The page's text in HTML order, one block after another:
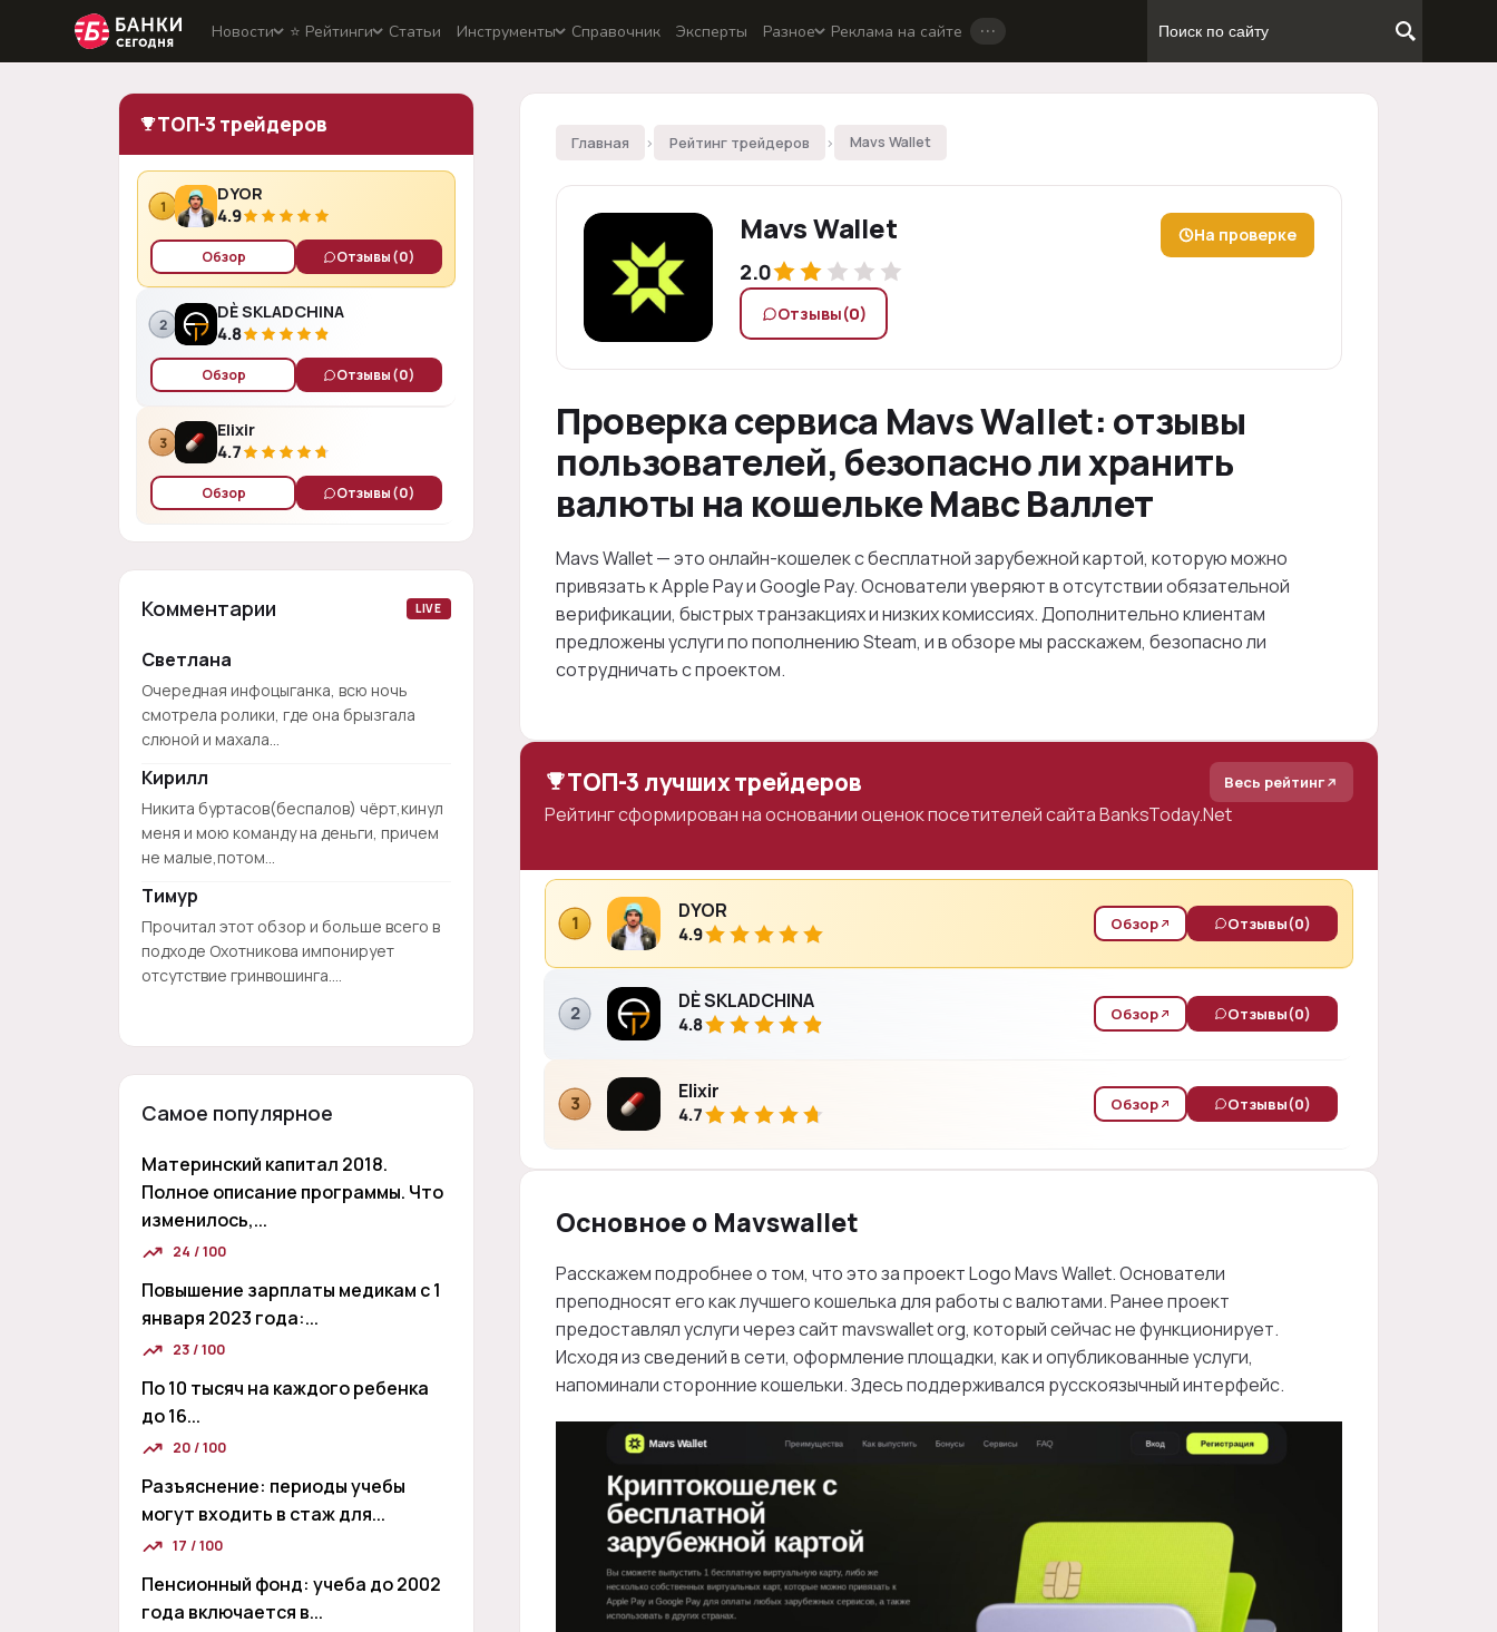
Новости ⭐️ Рейтинги Статьи Инструменты Справочник Эксперты Разное Реклама на сайте …
ТОП-3 трейдеров
1
DYOR
4.9
Обзор Отзывы(0)
2
DÈ SKLADCHINA
4.8
Обзор Отзывы(0)
3
Elixir
4.7
Обзор Отзывы(0)
Комментарии LIVE
Светлана
Очередная инфоцыганка, всю ночь
смотрела ролики, где она брызгала
слюной и махала...
Кирилл
Никита буртасов(беспалов) чёрт,кинул
меня и мою команду на деньги, причем
не малые,потом...
Тимур
Прочитал этот обзор и больше всего в
подходе Охотникова импонирует
отсутствие гринвошинга....
Самое популярное
Материнский капитал 2018.
Полное описание программы. Что
изменилось,...
24 / 100
Повышение зарплаты медикам с 1
января 2023 года:...
23 / 100
По 10 тысяч на каждого ребенка
до 16...
20 / 100
Разъяснение: периоды учебы
могут входить в стаж для...
17 / 100
Пенсионный фонд: учеба до 2002
года включается в...
Главная › Рейтинг трейдеров › Mavs Wallet
Mavs Wallet
2.0
На проверке
Отзывы(0)
Проверка сервиса Mavs Wallet: отзывы
пользователей, безопасно ли хранить
валюты на кошельке Мавс Валлет
Mavs Wallet — это онлайн-кошелек с бесплатной зарубежной картой, которую можно
привязать к Apple Pay и Google Pay. Основатели уверяют в отсутствии обязательной
верификации, быстрых транзакциях и низких комиссиях. Дополнительно клиентам
предложены услуги по пополнению Steam, и в обзоре мы расскажем, безопасно ли
сотрудничать с проектом.
ТОП-3 лучших трейдеров Весь рейтинг
Рейтинг сформирован на основании оценок посетителей сайта BanksToday.Net
1
DYOR
4.9 Обзор Отзывы(0)
2
DÈ SKLADCHINA
4.8 Обзор Отзывы(0)
3
Elixir
4.7 Обзор Отзывы(0)
Основное о Mavswallet
Расскажем подробнее о том, что это за проект Logo Mavs Wallet. Основатели
преподносят его как лучшего кошелька для работы с валютами. Ранее проект
предоставлял услуги через сайт mavswallet org, который сейчас не функционирует.
Исходя из сведений в сети, оформление площадки, как и опубликованные услуги,
напоминали сторонние кошельки. Здесь поддерживался русскоязычный интерфейс.